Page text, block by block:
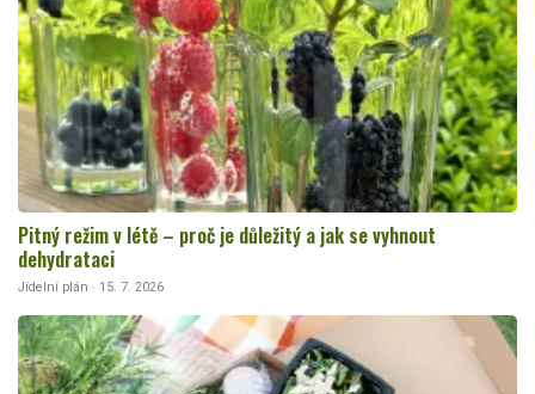
Pitný režim v létě – proč je důležitý a jak se vyhnout
dehydrataci
Jídelní plán · 15. 7. 2026